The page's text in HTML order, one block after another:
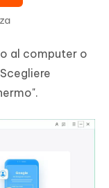
al computer o